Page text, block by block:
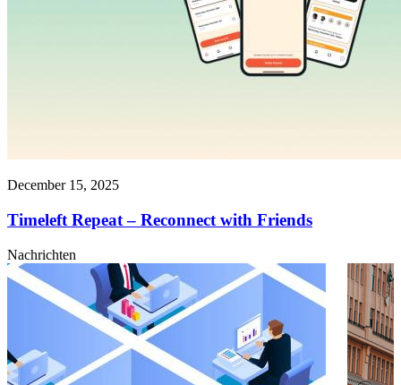
December 15, 2025
Timeleft Repeat – Reconnect with Friends
Nachrichten